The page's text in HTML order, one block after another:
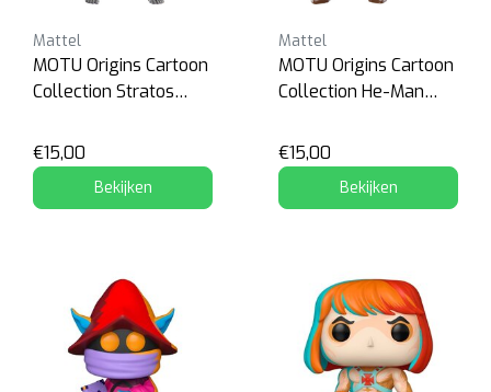
Mattel
MOTU Origins Cartoon
Collection Stratos
€15,00
Bekijken
Mattel
MOTU Origins Cartoon
Collection He-Man
€15,00
Bekijken